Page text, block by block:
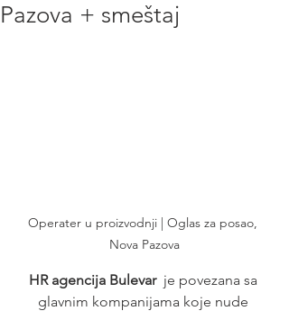
Pazova + smeštaj
Operater u proizvodnji | Oglas za posao,
Nova Pazova
HR agencija Bulevar
  je povezana sa
glavnim kompanijama koje nude